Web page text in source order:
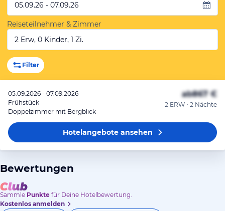
05.09.26 - 07.09.26
Reiseteilnehmer & Zimmer
2 Erw, 0 Kinder, 1 Zi.
Filter
05.09.2026 - 07.09.2026
Frühstück
Doppelzimmer mit Bergblick
ab867 €
2 ERW • 2 Nächte
Hotelangeboteansehen
Bewertungen
Sammle Punkte für Deine Hotelbewertung.
Kostenlos anmelden